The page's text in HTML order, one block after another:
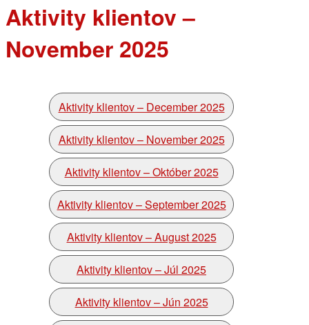
Aktivity klientov –
November 2025
Aktivity klientov – December 2025
Aktivity klientov – November 2025
Aktivity klientov – Október 2025
Aktivity klientov – September 2025
Aktivity klientov – August 2025
Aktivity klientov – Júl 2025
Aktivity klientov – Jún 2025